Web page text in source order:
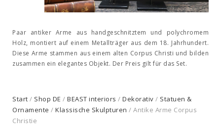
Paar antiker Arme aus handgeschnitztem und polychromem
Holz, montiert auf einem Metallträger aus dem 18. Jahrhundert.
Diese Arme stammen aus einem alten Corpus Christi und bilden
zusammen ein elegantes Objekt. Der Preis gilt für das Set.
Start / Shop DE / BEAST interiors / Dekorativ / Statuen &
Ornamente / Klassische Skulpturen / Antike Arme Corpus
Christie